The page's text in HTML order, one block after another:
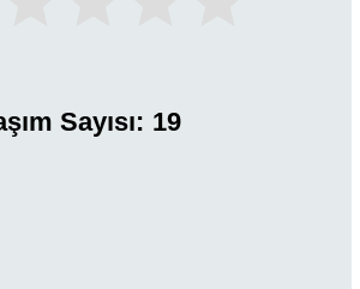
Sayısı: 19